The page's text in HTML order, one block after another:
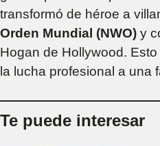
transformó de héroe a
Orden Mundial (NWO) y
Hogan de Hollywood.
la lucha profesional a una
Te puede interesar